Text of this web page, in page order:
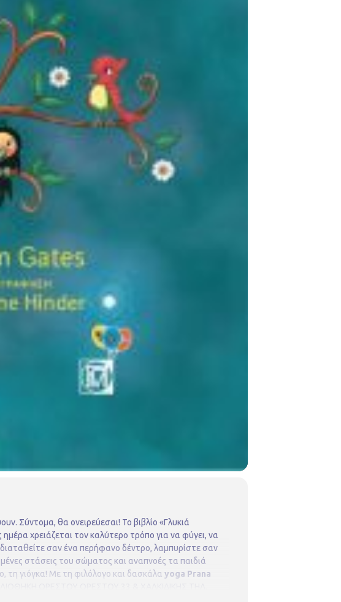
Σύντομα, θα ονειρεύεσαι! Το βιβλίο «Γλυκιά
χρειάζεται τον καλύτερο τρόπο για να φύγει, να
διαταθείτε σαν ένα περήφανο δέντρο, λαμπυρίστε σαν
στάσεις του σώματος και αναπνοές τα παιδιά
τη γιόγκα! Με τη φιλόλογο και δασκάλα yoga Prana